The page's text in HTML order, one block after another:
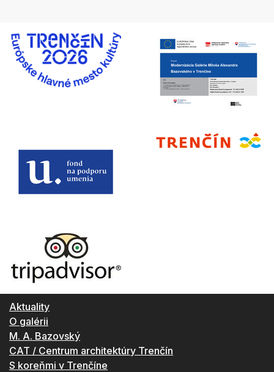
Aktuality
O galérii
M. A. Bazovský
CAT / Centrum architektúry Trenčín
S koreňmi v Trenčíne